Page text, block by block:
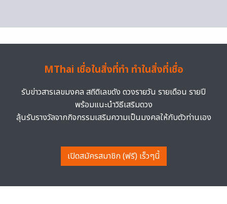
MThai เชื่อในสิ่งที่ทำ ทำในสิ่งที่เชื่อ
รับข่าวสารเลขมงคล สถิติเลขดัง ดวงรายวัน รายเดือน รายปี
พร้อมแนะนำวิธีเสริมดวง
ลุ้นรับรางวัลจากกิจกรรมเสริมความเป็นมงคลให้กับตัวท่านเอง
เปิดสมัครสมาชิก (ฟรี) เร็วๆนี้